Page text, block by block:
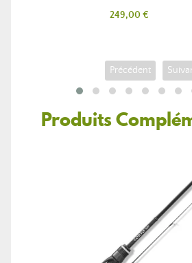
Prix
249,00 €
Précédent
Produits